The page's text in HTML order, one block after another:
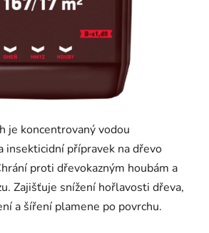
je koncentrovaný vodou
insekticidní přípravek na dřevo
proti dřevokazným houbám a
Zajišťuje snížení hořlavosti dřeva,
a šíření plamene po povrchu.